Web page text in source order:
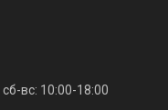
сб-вс: 10:00-18:00